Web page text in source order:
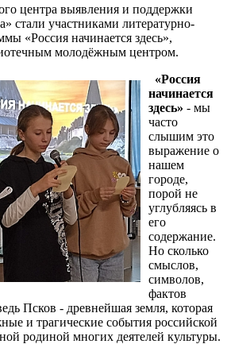
центра выявления и поддержки
стали участниками литературно-
«Россия начинается здесь»,
молодёжным центром.
«Россия
начинается
здесь» - мы
часто
слышим это
выражение о
нашем
городе,
порой не
углубляясь в
его
содержание.
Но сколько
смыслов,
символов,
фактов
Псков - древнейшая земля, которая
и трагические события российской
родиной многих деятелей культуры.